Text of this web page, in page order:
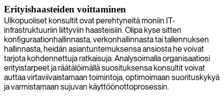
Erityishaasteiden voittaminen
Ulkopuoliset konsultit ovat perehtyneitä moniin IT-
infrastruktuuriin liittyviin haasteisiin. Olipa kyse sitten
konfiguraationhallinnasta, verkonhallinnasta tai tallennuksen
hallinnasta, heidän asiantuntemuksensa ansiosta he voivat
tarjota kohdennettuja ratkaisuja. Analysoimalla organisaatiosi
erityistarpeet ja räätälöimällä suosituksensa konsultit voivat
auttaa virtaviivaistamaan toimintoja, optimoimaan suorituskykyä
ja varmistamaan sujuvan käyttöönottoprosessin.